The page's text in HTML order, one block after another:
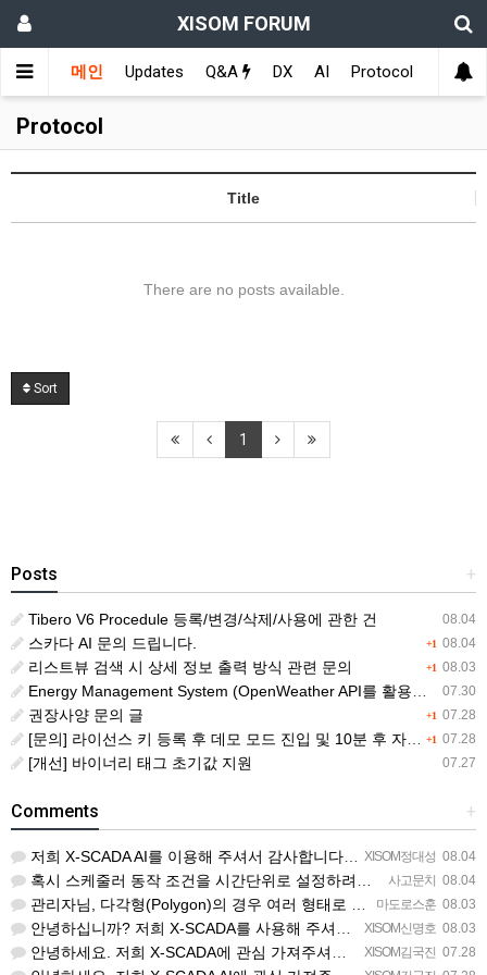
XISOM FORUM
메인 Updates Q&A DX AI Protocol
Protocol
Title
There are no posts available.
Sort
1
+
Posts
08.04
Tibero V6 Procedule 등록/변경/삭제/사용에 관한 건
+1 08.04
스카다 AI 문의 드립니다.
+1 08.03
리스트뷰 검색 시 상세 정보 출력 방식 관련 문의
07.30
Energy Management System (OpenWeather API를 활용한 날씨 정보 조회)
+1 07.28
권장사양 문의 글
+1 07.28
[문의] 라이선스 키 등록 후 데모 모드 진입 및 10분 후 자동 종료 현상
07.27
[개선] 바이너리 태그 초기값 지원
+
Comments
XISOM정대성 08.04
저희 X-SCADA AI를 이용해 주셔서 감사합니다. 문의 사항에 대하여 답변드리겠습니다. 문의하신 내용을 …
사고문치 08.04
혹시 스케줄러 동작 조건을 시간단위로 설정하려면 일단위를 여러개 설정하는거 말고 방법이 있을까요?
마도로스훈 08.03
관리자님, 다각형(Polygon)의 경우 여러 형태로 도형을 그려서 첫 점과 끝 점을 이었음에도 불구하고 완…
XISOM신명호 08.03
안녕하십니까? 저희 X-SCADA를 사용해 주셔서 감사합니다. 문의하신 리스트뷰의 열 구성 변경 기능에 대해…
XISOM김국진 07.28
안녕하세요. 저희 X-SCADA에 관심 가져주셔서 감사합니다. 자이솜 웹사이트의 X-SCADA AI 소개 페…